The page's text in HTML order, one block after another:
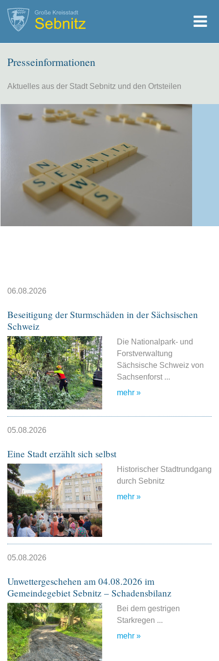
Presseinformationen
Aktuelles aus der Stadt Sebnitz und den Ortsteilen
06.08.2026
Beseitigung der Sturmschäden in der Sächsischen
Schweiz
Die Nationalpark- und
Forstverwaltung
Sächsische Schweiz von
Sachsenforst ...
mehr »
05.08.2026
Eine Stadt erzählt sich selbst
Historischer Stadtrundgang
durch Sebnitz
mehr »
05.08.2026
Unwettergeschehen am 04.08.2026 im
Gemeindegebiet Sebnitz – Schadensbilanz
Bei dem gestrigen
Starkregen ...
mehr »